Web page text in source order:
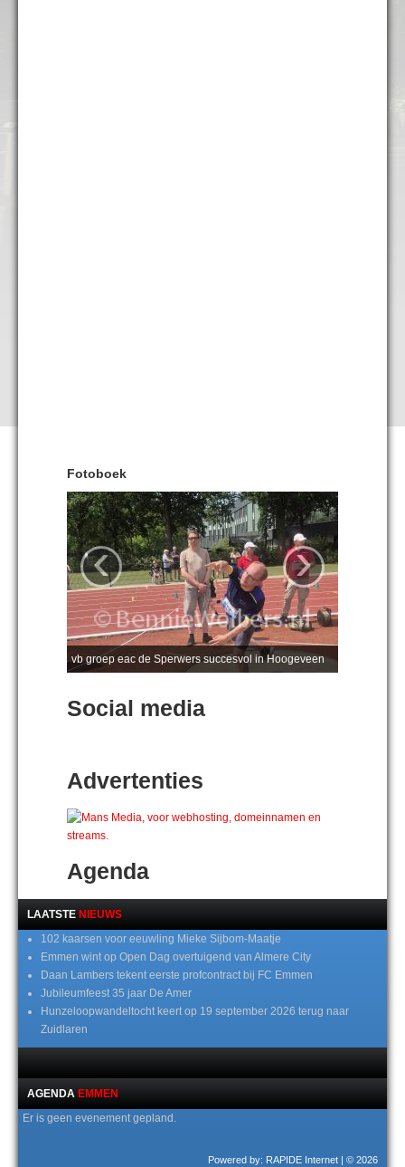
Fotoboek
vb groep eac de Sperwers succesvol in Hoogeveen
‹ ›
Social media
Advertenties
Agenda
LAATSTE NIEUWS
102 kaarsen voor eeuwling Mieke Sijbom-Maatje
Emmen wint op Open Dag overtuigend van Almere City
Daan Lambers tekent eerste profcontract bij FC Emmen
Jubileumfeest 35 jaar De Amer
Hunzeloopwandeltocht keert op 19 september 2026 terug naar
Zuidlaren
AGENDA EMMEN
Er is geen evenement gepland.
Powered by: RAPIDE Internet | © 2026